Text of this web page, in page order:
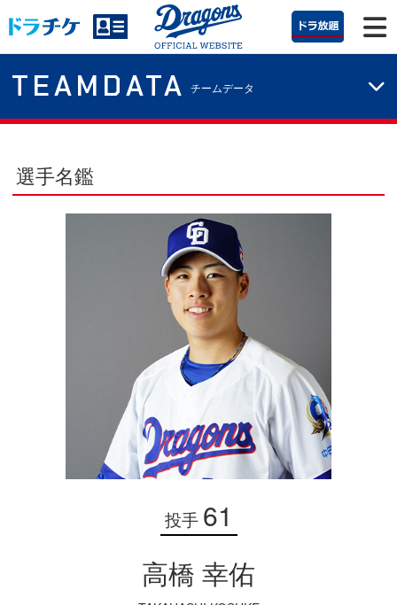
TEAMDATA チームデータ
選手名鑑
投手 61
高橋 幸佑